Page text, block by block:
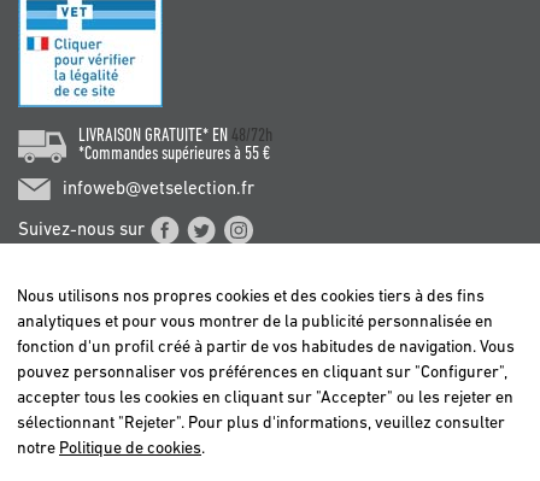
LIVRAISON GRATUITE* EN 48/72h
*Commandes supérieures à 55 €
infoweb@vetselection.fr
Suivez-nous sur
BELGIË / BELGIQUE
DEUTSCHLAND
Nous utilisons nos propres cookies et des cookies tiers à des fins
analytiques et pour vous montrer de la publicité personnalisée en
fonction d'un profil créé à partir de vos habitudes de navigation. Vous
pouvez personnaliser vos préférences en cliquant sur "Configurer",
accepter tous les cookies en cliquant sur "Accepter" ou les rejeter en
sélectionnant "Rejeter". Pour plus d'informations, veuillez consulter
notre Politique de cookies.